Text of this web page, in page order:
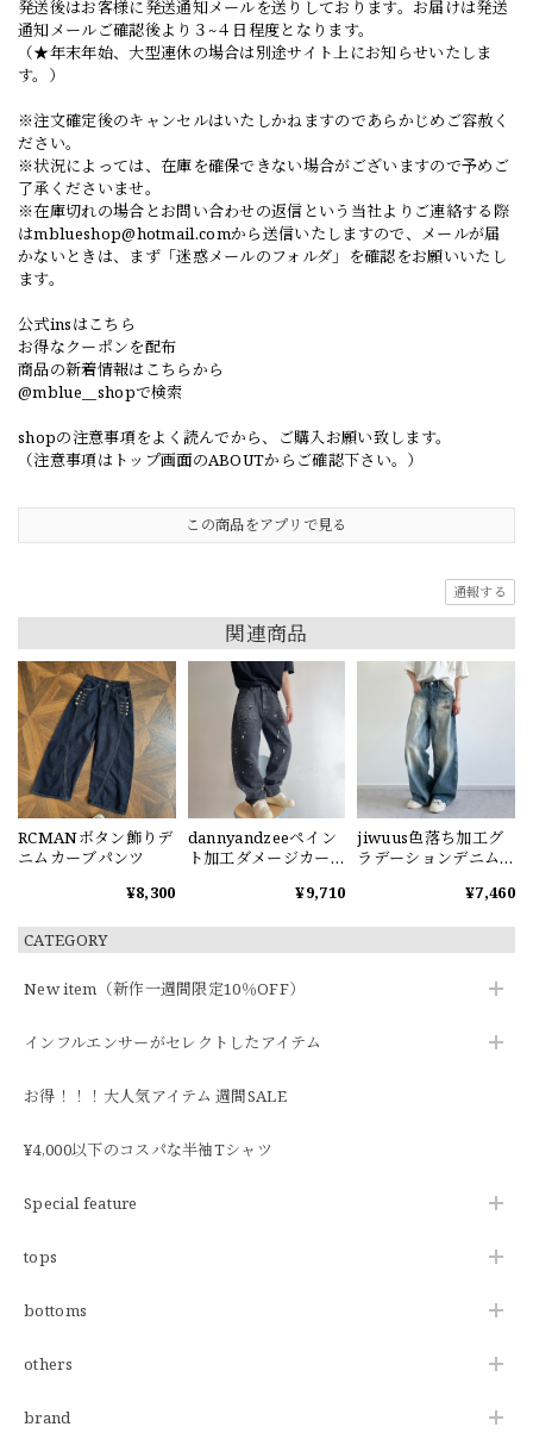
CATEGORY
New item（新作一週間限定10％OFF）
インフルエンサーがセレクトしたアイテム
お得！！！大人気アイテム 週間SALE
¥4,000以下のコスパな半袖Tシャツ
Special feature
tops
bottoms
others
brand
発送後はお客様に発送通知メールを送りしております。お届けは発送
通知メールご確認後より３~４日程度となります。
（★年末年始、大型連休の場合は別途サイト上にお知らせいたしま
す。）
※注文確定後のキャンセルはいたしかねますのであらかじめご容赦く
ださい。
※状況によっては、在庫を確保できない場合がございますので予めご
了承くださいませ。
※在庫切れの場合とお問い合わせの返信という当社よりご連絡する際
はmblueshop@hotmail.comから送信いたしますので、メールが届
かないときは、まず「迷惑メールのフォルダ」を確認をお願いいたし
ます。
公式insはこちら
お得なクーポンを配布
商品の新着情報はこちらから
@mblue__shopで検索
shopの注意事項をよく読んでから、ご購入お願い致します。
（注意事項はトップ画面のABOUTからご確認下さい。）
この商品をアプリで見る
通報する
関連商品
RCMANボタン飾りデ
ニムカーブパンツ
¥8,300
dannyandzeeペイン
ト加工ダメージカー
¥9,710
jiwuus色落ち加工グ
ラデーションデニム
¥7,460